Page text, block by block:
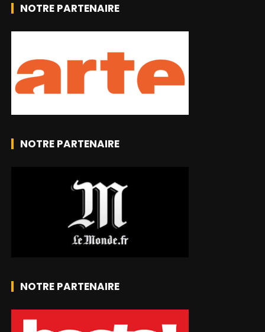
NOTRE PARTENAIRE
NOTRE PARTENAIRE
NOTRE PARTENAIRE